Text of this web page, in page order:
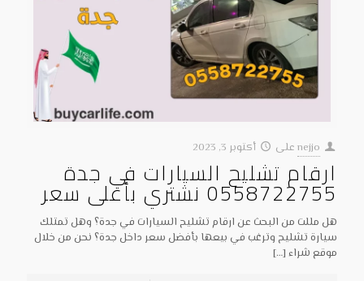
nejjo على أكتوبر 3, 2023
ارقام تشليح السيارات في جدة
0558722755 نشتري بأعلى سعر
هل مللت من البحث عن ارقام تشليح السيارات في جدة؟ وهل تمتلك
سيارة تشليح وترغب في بيعها بأفضل سعر داخل جدة؟ نحن من خلال
موقع شراء […]